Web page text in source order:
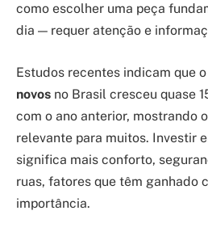
como escolher uma peça
dia — requer atenção e
Estudos recentes indicam que
novos no Brasil cresceu quase
com o ano anterior, mostrando
relevante para muitos. Investir
significa mais conforto,
ruas, fatores que têm ganhado
importância.